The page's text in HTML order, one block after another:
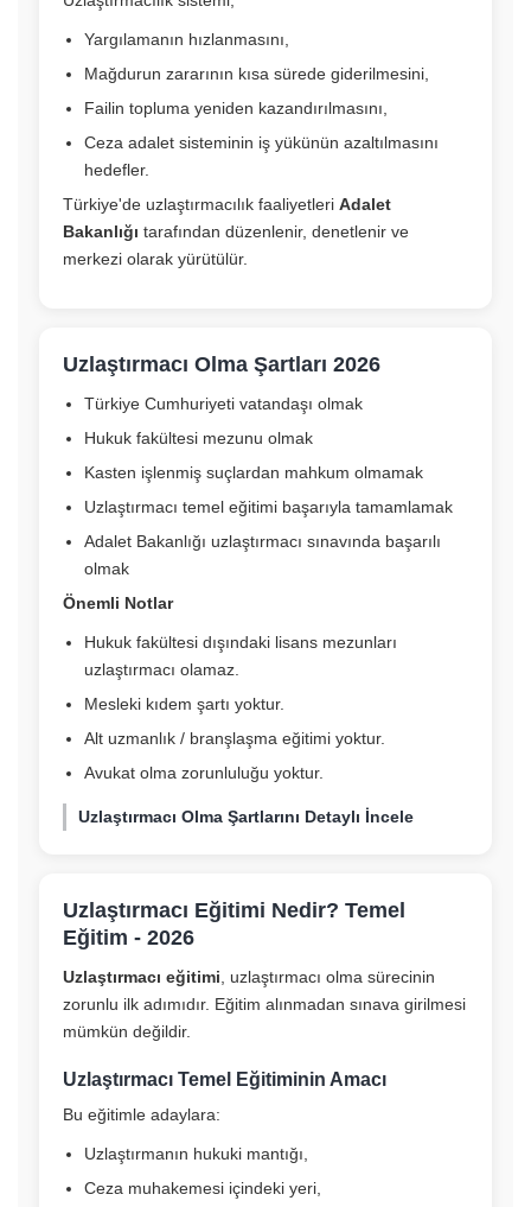
Yargılamanın hızlanmasını,
Mağdurun zararının kısa sürede giderilmesini,
Failin topluma yeniden kazandırılmasını,
Ceza adalet sisteminin iş yükünün azaltılmasını
hedefler.
Türkiye'de uzlaştırmacılık faaliyetleri Adalet
Bakanlığı tarafından düzenlenir, denetlenir ve
merkezi olarak yürütülür.
Uzlaştırmacı Olma Şartları 2026
Türkiye Cumhuriyeti vatandaşı olmak
Hukuk fakültesi mezunu olmak
Kasten işlenmiş suçlardan mahkum olmamak
Uzlaştırmacı temel eğitimi başarıyla tamamlamak
Adalet Bakanlığı uzlaştırmacı sınavında başarılı
olmak
Önemli Notlar
Hukuk fakültesi dışındaki lisans mezunları
uzlaştırmacı olamaz.
Mesleki kıdem şartı yoktur.
Alt uzmanlık / branşlaşma eğitimi yoktur.
Avukat olma zorunluluğu yoktur.
Uzlaştırmacı Olma Şartlarını Detaylı İncele
Uzlaştırmacı Eğitimi Nedir? Temel
Eğitim - 2026
Uzlaştırmacı eğitimi , uzlaştırmacı olma sürecinin
zorunlu ilk adımıdır. Eğitim alınmadan sınava girilmesi
mümkün değildir.
Uzlaştırmacı Temel Eğitiminin Amacı
Bu eğitimle adaylara:
Uzlaştırmanın hukuki mantığı,
Ceza muhakemesi içindeki yeri,